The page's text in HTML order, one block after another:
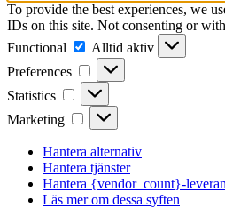
To provide the best experiences, we
IDs on this site. Not consenting or
Functional
Functional
Alltid aktiv
Preferences
Preferences
Statistics Statistics
Marketing Marketing
Hantera alternativ
Hantera tjänster
Hantera {vendor_count}-
Läs mer om dessa syften